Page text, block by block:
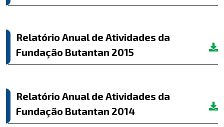
Relatório Anual de Atividades da
Fundação Butantan 2015
Relatório Anual de Atividades da
Fundação Butantan 2014